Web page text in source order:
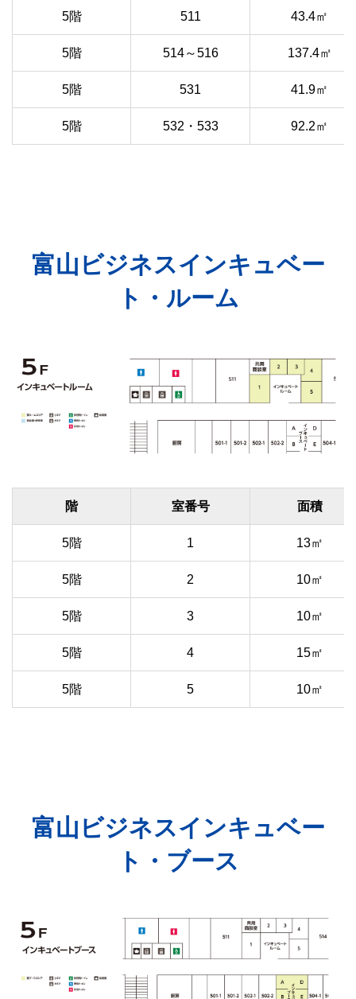
5階 511 43.4㎡
5階 514～516 137.4㎡
5階 531 41.9㎡
5階 532・533 92.2㎡
富山ビジネスインキュベー
ト・ルーム
階 室番号 面積
5階 1 13㎡
5階 2 10㎡
5階 3 10㎡
5階 4 15㎡
5階 5 10㎡
富山ビジネスインキュベー
ト・ブース